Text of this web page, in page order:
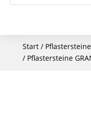
Start/
/ Pflastersteine